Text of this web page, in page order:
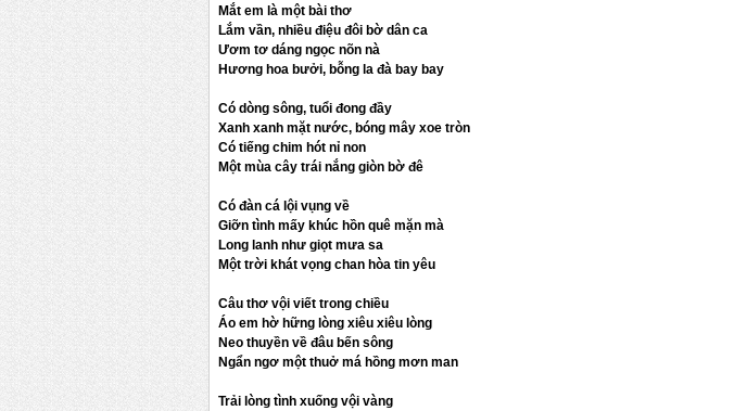
Mắt em là một bài thơ
Lắm vần, nhiều điệu đôi bờ dân ca
Ươm tơ dáng ngọc nõn nà
Hương hoa bưởi, bỗng la đà bay bay
Có dòng sông, tuổi đong đầy
Xanh xanh mặt nước, bóng mây xoe tròn
Có tiếng chim hót nỉ non
Một mùa cây trái nắng giòn bờ đê
Có đàn cá lội vụng về
Giỡn tình mấy khúc hồn quê mặn mà
Long lanh như giọt mưa sa
Một trời khát vọng chan hòa tin yêu
Câu thơ vội viết trong chiều
Áo em hờ hững lòng xiêu xiêu lòng
Neo thuyền về đâu bến sông
Ngẩn ngơ một thuở má hồng mơn man
Trải lòng tình xuống vội vàng